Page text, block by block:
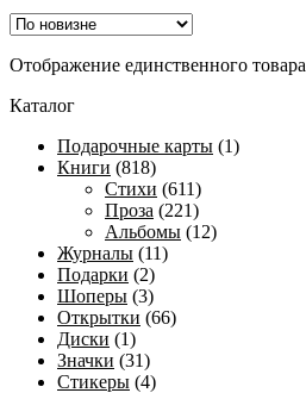
Отображение единственного товара
Каталог
Подарочные карты (1)
Книги (818)
Стихи (611)
Проза (221)
Альбомы (12)
Журналы (11)
Подарки (2)
Шоперы (3)
Открытки (66)
Диски (1)
Значки (31)
Стикеры (4)